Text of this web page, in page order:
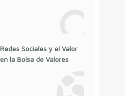
Redes Sociales y el Valor
en la Bolsa de Valores